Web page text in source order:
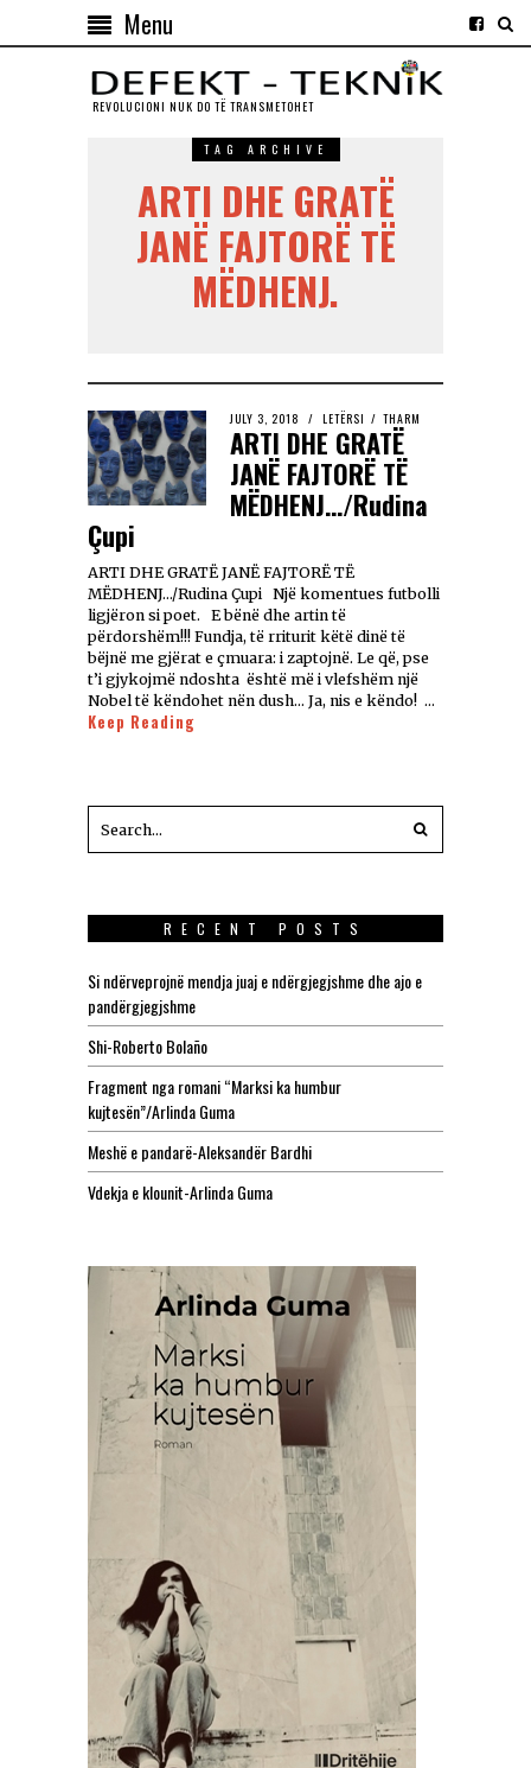
Menu
REVOLUCIONI NUK DO TЁ TRANSMETOHET
TAG ARCHIVE
ARTI DHE GRATË
JANË FAJTORË TË
MËDHENJ.
JULY 3, 2018 LETËRSI / THARM
ARTI DHE GRATË
JANË FAJTORË TË
MËDHENJ…/Rudina
Çupi
ARTI DHE GRATË JANË FAJTORË TË
MËDHENJ…/Rudina Çupi Një komentues futbolli
ligjëron si poet. E bënë dhe artin të
përdorshëm!!! Fundja, të rriturit këtë dinë të
bëjnë me gjërat e çmuara: i zaptojnë. Le që, pse
t’i gjykojmë ndoshta është më i vlefshëm një
Nobel të këndohet nën dush… Ja, nis e këndo! …
Keep Reading
RECENT POSTS
Si ndërveprojnë mendja juaj e ndërgjegjshme dhe ajo e
pandërgjegjshme
Shi-Roberto Bolaño
Fragment nga romani “Marksi ka humbur
kujtesën”/Arlinda Guma
Meshë e pandarë-Aleksandër Bardhi
Vdekja e klounit-Arlinda Guma